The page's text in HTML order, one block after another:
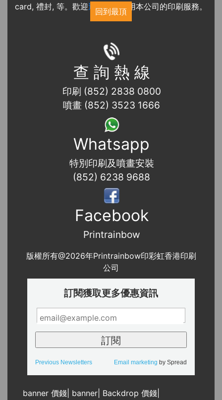
card, 禮封, 等。歡迎近期展覽使用本公司的印刷服務。
回到最頂
查 詢 熱 線
印刷 (852) 2838 0800
噴畫 (852) 3523 1666
Whatsapp
特別印刷及噴畫安裝
(852) 6238 9688
Facebook
Printrainbow
版權所有@2026年Printrainbow印彩虹香港印刷
公司
訂閱獲取更多優惠資訊
Previous Newsletters Email marketing by Spread
banner 價錢 banner Backdrop 價錢